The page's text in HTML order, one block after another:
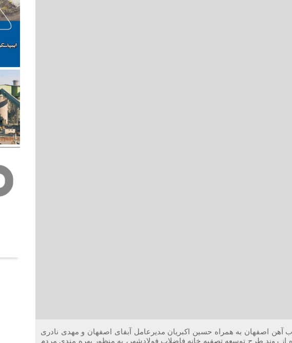
اصفهان به همراه حسین اکبریان مدیرعامل آبفای اصفهان و مهدی نادری
شنبه ۱۲ خردادماه از روند طرح توسعه تصفیه خانه فاضلاب فولادشهر، به منظور بهره مندی مردم